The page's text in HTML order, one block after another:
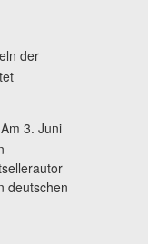
der
Am 3. Juni
deutschen